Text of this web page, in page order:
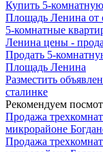
Купить 5-
Площадь Ленина от
5-комнатные
Ленина цены -
Продать 5-
Площадь Ленина
Разместить
сталинке
Рекомендуем
Продажа
микрорайоне
Продажа